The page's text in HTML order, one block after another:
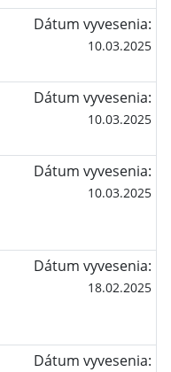
Dátum vyvesenia:
10.03.2025
Dátum vyvesenia:
10.03.2025
Dátum vyvesenia:
10.03.2025
Dátum vyvesenia:
18.02.2025
Dátum vyvesenia: